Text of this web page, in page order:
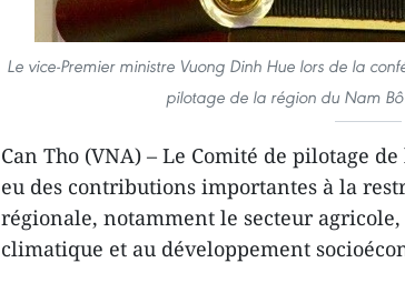
Le vice-Premier ministre Vuong Dinh Hue lors de la
pilotage de la région du Nam
Can Tho (VNA) – Le Comité de pilotage
eu des contributions importantes à la
régionale, notamment le secteur
climatique et au développement